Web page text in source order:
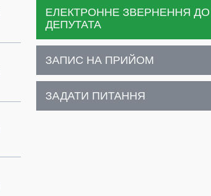
ЕЛЕКТРОННЕ ЗВЕРНЕННЯ ДО
ДЕПУТАТА
ЗАПИС НА ПРИЙОМ
ЗАДАТИ ПИТАННЯ